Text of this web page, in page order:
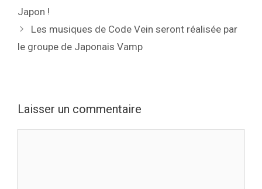
Japon !
Les musiques de Code Vein seront réalisée par
le groupe de Japonais Vamp
Laisser un commentaire